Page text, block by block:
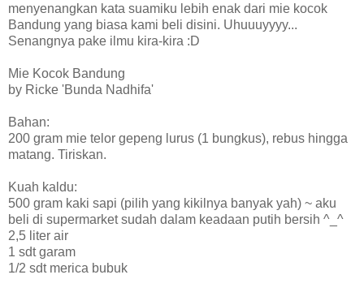
menyenangkan kata suamiku lebih enak dari mie kocok
Bandung yang biasa kami beli disini. Uhuuuyyyy...
Senangnya pake ilmu kira-kira :D
Mie Kocok Bandung
by Ricke 'Bunda Nadhifa'
Bahan:
200 gram mie telor gepeng lurus (1 bungkus), rebus hingga
matang. Tiriskan.
Kuah kaldu:
500 gram kaki sapi (pilih yang kikilnya banyak yah) ~ aku
beli di supermarket sudah dalam keadaan putih bersih ^_^
2,5 liter air
1 sdt garam
1/2 sdt merica bubuk